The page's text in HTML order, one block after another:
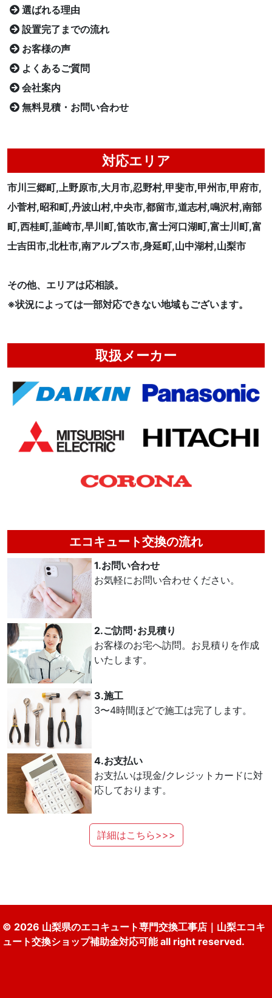
選ばれる理由
設置完了までの流れ
お客様の声
よくあるご質問
会社案内
無料見積・お問い合わせ
対応エリア
市川三郷町,上野原市,大月市,忍野村,甲斐市,甲州市,甲府市,
小菅村,昭和町,丹波山村,中央市,都留市,道志村,鳴沢村,南部
町,西桂町,韮崎市,早川町,笛吹市,富士河口湖町,富士川町,富
士吉田市,北杜市,南アルプス市,身延町,山中湖村,山梨市
その他、エリアは応相談。
※状況によっては一部対応できない地域もございます。
取扱メーカー
エコキュート交換の流れ
1.お問い合わせ
お気軽にお問い合わせください。
2.ご訪問･お見積り
お客様のお宅へ訪問。お見積りを作成
いたします。
3.施工
3〜4時間ほどで施工は完了します。
4.お支払い
お支払いは現金/クレジットカードに対
応しております。
詳細はこちら>>>
© 2026 山梨県のエコキュート専門交換工事店｜山梨エコキ
ュート交換ショップ補助金対応可能 all right reserved.